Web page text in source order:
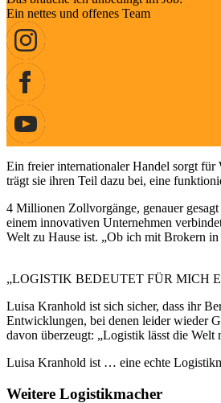
Ein nettes und offenes Team
Ein freier internationaler Handel sorgt für
trägt sie ihren Teil dazu bei, eine
4 Millionen Zollvorgänge, genauer
einem innovativen Unternehmen
Welt zu Hause ist. „Ob ich mit Brokern
„LOGISTIK BEDEUTET FÜR MICH
Luisa Kranhold ist sich sicher, dass ihr
Entwicklungen, bei denen leider wieder
davon überzeugt: „Logistik lässt die Welt
Luisa Kranhold ist … eine echte
Weitere Logistikmacher